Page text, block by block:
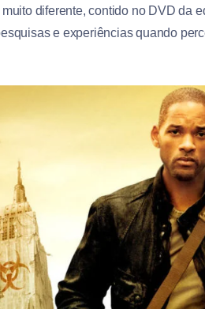
diferente, contido no DVD da
e experiências quando